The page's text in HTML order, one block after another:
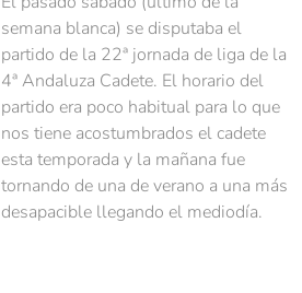
semana blanca) se disputaba el
partido de la 22ª jornada de liga de la
4ª Andaluza Cadete. El horario del
partido era poco habitual para lo que
nos tiene acostumbrados el cadete
esta temporada y la mañana fue
tornando de una de verano a una más
desapacible llegando el mediodía.